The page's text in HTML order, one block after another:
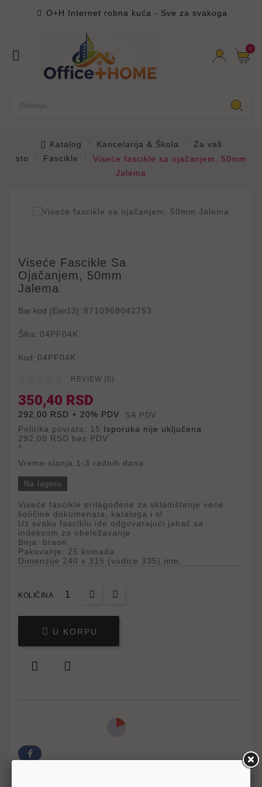
 O+H Internet robna kuća - Sve za svakoga
 0
Katalog Kancelarija & Škola
Za vaš
sto
Fascikle
Viseće fascikle sa ojačanjem, 50mm
Jalema
Viseće Fascikle Sa
Ojačanjem, 50mm
Jalema
Bar kod (Ean13): 8710968042753
Šifra: 04PF04K
Kod: 04PF04K
REVIEW (0)
350,40 RSD
292,00 RSD + 20% PDV SA PDV
Politika povrata: 15 Isporuka nije uključena
292,00 RSD bez PDV
*
Vreme slanja 1-3 radnih dana
Na lageru
Viseće fascikle prilagođene za skladištenje veće
količine dokumenata, kataloga i sl
Uz svaku fasciklu ide odgovarajući jahač sa
indeksom za obeležavanje
Boja: braon
Pakovanje: 25 komada
Dimenzije 240 x 315 (vođice 335) mm.
KOLIČINA
 U KORPU
 